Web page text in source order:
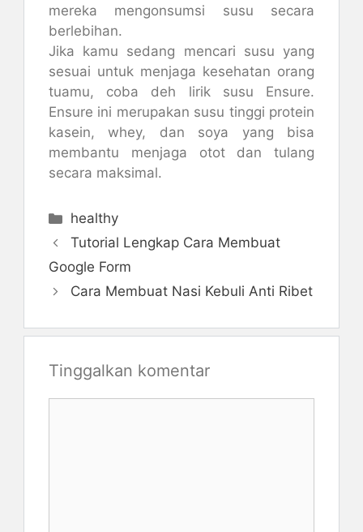
mereka mengonsumsi susu secara
berlebihan.
Jika kamu sedang mencari susu yang
sesuai untuk menjaga kesehatan orang
tuamu, coba deh lirik susu Ensure.
Ensure ini merupakan susu tinggi protein
kasein, whey, dan soya yang bisa
membantu menjaga otot dan tulang
secara maksimal.
Kategori
healthy
Tutorial Lengkap Cara Membuat
Google Form
Cara Membuat Nasi Kebuli Anti Ribet
Tinggalkan komentar